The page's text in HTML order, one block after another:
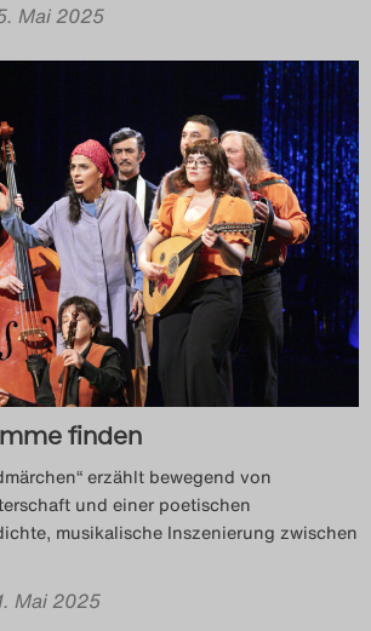
Mai 2025
finden
erzählt bewegend von
und einer poetischen
musikalische Inszenierung zwischen
Mai 2025